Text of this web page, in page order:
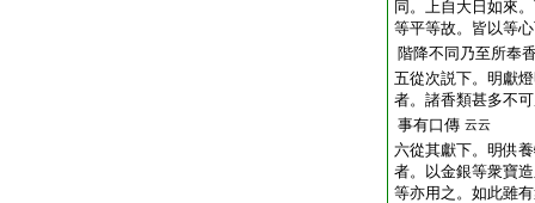
同。上自大日如來
等平等故。皆以等
階降不同乃至所奉
五從次説下。明獻
者。諸香類甚多不
事有口傳 云云
六從其獻下。明供
者。以金銀等衆寶
等亦用之。如此雖